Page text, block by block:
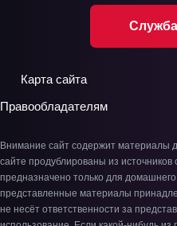
Карта сайта
Правообладателям
Внимание сайт содержит материалы
сайте продублированы из источников
предназначено только для
представленные материалы
не несёт ответственности за